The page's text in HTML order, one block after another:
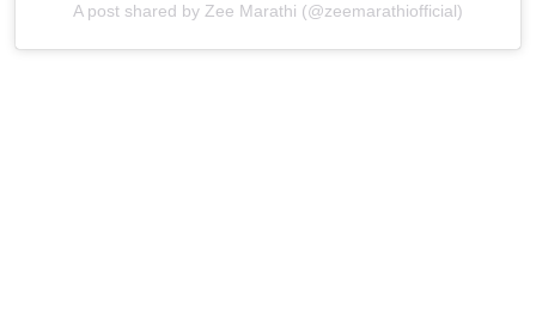
A post shared by Zee Marathi (@zeemarathiofficial)